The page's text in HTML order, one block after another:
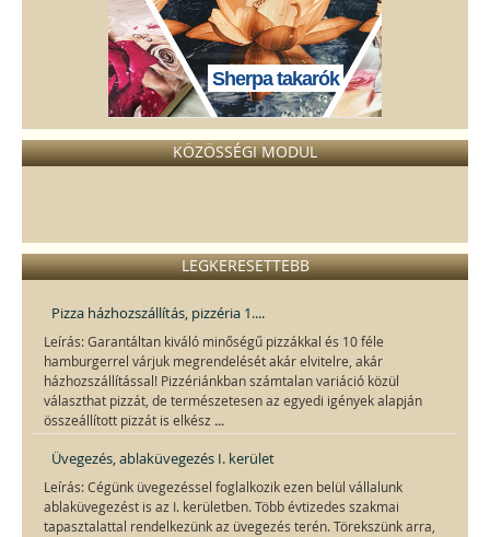
Sherpa takarók
KÖZÖSSÉGI MODUL
LEGKERESETTEBB
Pizza házhozszállítás, pizzéria 1....
Leírás: Garantáltan kiváló minőségű pizzákkal és 10 féle
hamburgerrel várjuk megrendelését akár elvitelre, akár
házhozszállítással! Pizzériánkban számtalan variáció közül
választhat pizzát, de természetesen az egyedi igények alapján
összeállított pizzát is elkész ...
Üvegezés, ablaküvegezés I. kerület
Leírás: Cégünk üvegezéssel foglalkozik ezen belül vállalunk
ablaküvegezést is az I. kerületben. Több évtizedes szakmai
tapasztalattal rendelkezünk az üvegezés terén. Törekszünk arra,